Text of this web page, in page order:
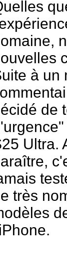
à un
de
Ultra.
très